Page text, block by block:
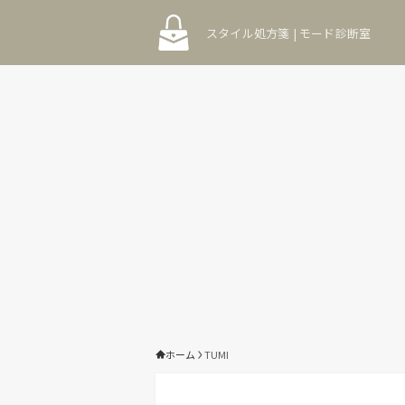
スタイル処方箋 | モード診断室
ホーム TUMI